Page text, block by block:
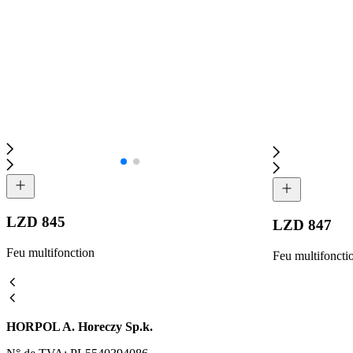
LZD 845
Feu multifonction
LZD 847
Feu
HORPOL A. Horeczy Sp.k.